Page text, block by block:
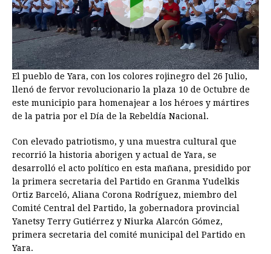
El pueblo de Yara, con los colores rojinegro del 26 Julio,
llenó de fervor revolucionario la plaza 10 de Octubre de
este municipio para homenajear a los héroes y mártires
de la patria por el Día de la Rebeldía Nacional.
Con elevado patriotismo, y una muestra cultural que
recorrió la historia aborigen y actual de Yara, se
desarrolló el acto político en esta mañana, presidido por
la primera secretaria del Partido en Granma Yudelkis
Ortiz Barceló, Aliana Corona Rodríguez, miembro del
Comité Central del Partido, la gobernadora provincial
Yanetsy Terry Gutiérrez y Niurka Alarcón Gómez,
primera secretaria del comité municipal del Partido en
Yara.